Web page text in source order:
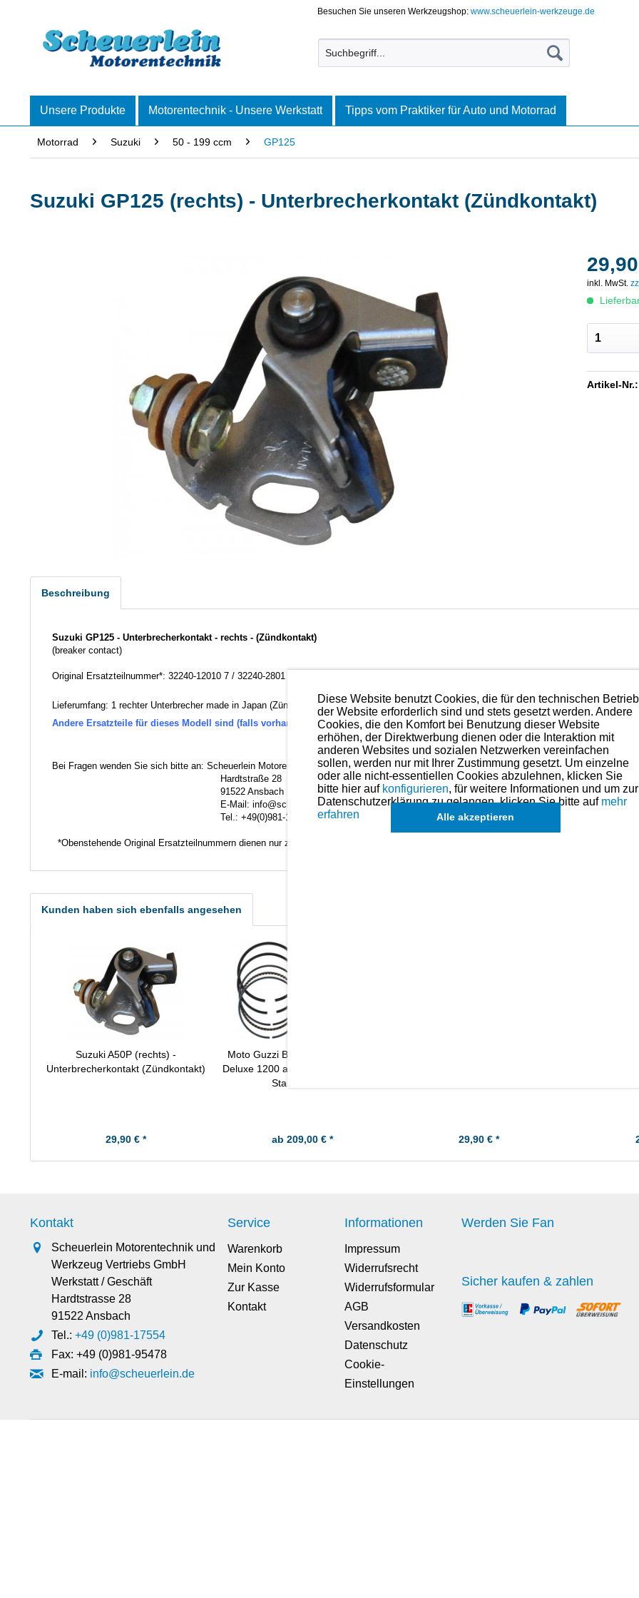
Besuchen Sie unseren Werkzeugshop:www.scheuerlein-werkzeuge.de
Unsere Produkte Motorentechnik - Unsere Werkstatt Tipps vom Praktiker für Auto und Motorrad
Motorrad Suzuki 50 - 199 ccm GP125
Suzuki GP125 (rechts) - Unterbrecherkontakt (Zündkontakt)
inkl. MwSt.
Artikel-Nr.:
Beschreibung
Suzuki GP125 - Unterbrecherkontakt - rechts - (Zündkontakt)
(breaker contact)
Original Ersatzteilnummer*: 32240-12010 7 / 32240-2801
Lieferumfang: 1 rechter Unterbrecher made in Japan (Zündkontakt)
Andere Ersatzteile für dieses Modell sind (falls vorhanden) in der übergeordneten Kategorie zu finden.
Bei Fragen wenden Sie sich bitte an: Scheuerlein Motorentechnik
Hardtstraße 28
91522 Ansbach
E-Mail: info@scheuerlein.de
Tel.: +49(0)981-17554
*Obenstehende Original Ersatzteilnummern dienen nur zu Vergleichszwecken.
Kunden haben sich ebenfalls angesehen
Suzuki A50P (rechts) -
Unterbrecherkontakt (Zündkontakt)
29,90 € *
Moto Guzzi Bellagio Aquila Nero /
Deluxe 1200 ab 2011 Kolbenringe -
Standardmaß
ab 209,00 € * 29,90 € *
Kontakt
Scheuerlein Motorentechnik und
Werkzeug Vertriebs GmbH
Werkstatt / Geschäft
Hardtstrasse 28
91522 Ansbach
Tel.: +49 (0)981-17554
Fax: +49 (0)981-95478
E-mail: info@scheuerlein.de
Service
Warenkorb
Mein Konto
Zur Kasse
Kontakt
Informationen
Impressum
Widerrufsrecht
Widerrufsformular
AGB
Versandkosten
Datenschutz
Cookie-
Einstellungen
Werden Sie Fan
Sicher kaufen & zahlen
Diese Website benutzt Cookies, die für den technischen Betrieb
der Website erforderlich sind und stets gesetzt werden. Andere
Cookies, die den Komfort bei Benutzung dieser Website
erhöhen, der Direktwerbung dienen oder die Interaktion mit
anderen Websites und sozialen Netzwerken vereinfachen
sollen, werden nur mit Ihrer Zustimmung gesetzt. Um einzelne
oder alle nicht-essentiellen Cookies abzulehnen, klicken Sie
bitte hier auf konfigurieren, für weitere Informationen und um zur
Datenschutzerklärung zu gelangen, klicken Sie bitte auf mehr
erfahren
Alle akzeptieren